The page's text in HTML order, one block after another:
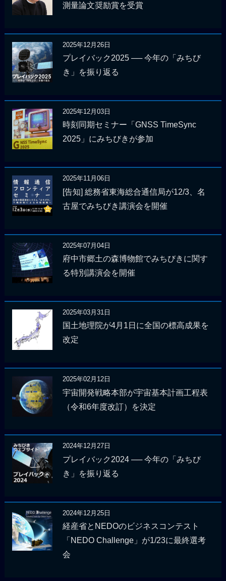
測量論文奨励賞を受賞
2025年12月26日
プレイバック2025 ── 今年の「みちび
き」を振り返る
2025年12月03日
時刻同期セミナー「GNSS TimeSync
2025」にみちびきが参加
2025年11月06日
[告知] 総務省東海総合通信局が12/3、名
古屋でみちびき講演会を開催
2025年07月04日
府中市郷土の森博物館でみちびきに関す
る特別講演会を開催
2025年03月31日
国土地理院が4月1日に全国の標高成果を
改定
2025年02月12日
宇宙開発戦略本部が宇宙基本計画工程表
（令和6年度改訂）を決定
2024年12月27日
プレイバック2024 ── 今年の「みちび
き」を振り返る
2024年12月25日
経産省とNEDOのビジネスコンテスト
「NEDO Challenge」が1/23に最終選考
会